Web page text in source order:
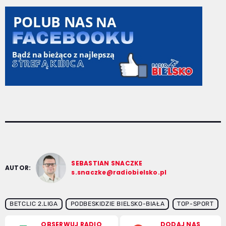
AUTOR:
SEBASTIAN SNACZKE
s.snaczke@radiobielsko.pl
BETCLIC 2.LIGA PODBESKIDZIE BIELSKO-BIAŁA TOP-SPORT